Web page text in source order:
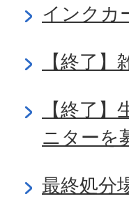
インクカ
【終了
【終了
ニターを
最終処分